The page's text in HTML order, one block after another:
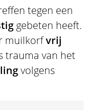
tegen een
gebeten heeft.
muilkorfvrij
trauma van het
volgens